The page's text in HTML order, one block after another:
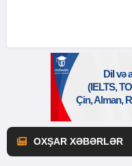
OXŞAR XƏBƏRLƏR